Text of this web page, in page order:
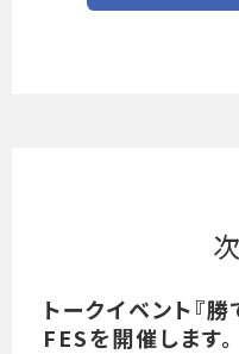
トークイベント『
FESを開催します。